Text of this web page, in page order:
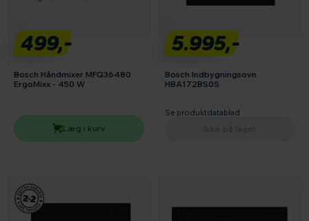
499,-
Bosch Håndmixer MFQ36480
ErgoMixx - 450 W
Læg i kurv
5.995,-
Bosch Indbygningsovn
HBA172BS0S
Se produktdatablad